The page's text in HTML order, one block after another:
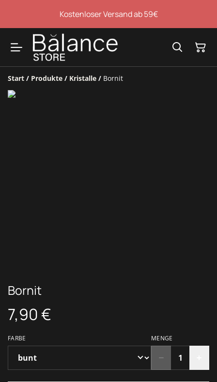
Kostenloser Versand ab 59€
Start / Produkte / Kristalle / Bornit
Bornit
7,90 €
FARBE MENGE